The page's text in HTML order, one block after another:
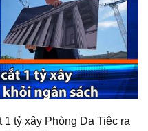
tỷ xây Phòng Dạ Tiệc ra